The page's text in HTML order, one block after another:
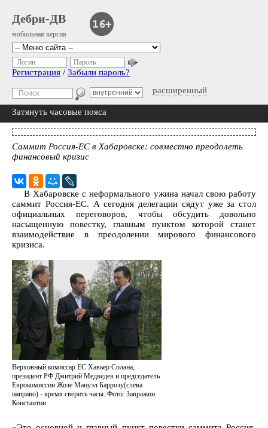
Дебри-ДВ
мобильная версия
расширенный
Логин Пароль
Регистрация / Забыли пароль?
Затянуть часовые пояса
Саммит Россия-ЕС в Хабаровске: совместно преодолеть
финансовый кризис
В Хабаровске с неформального ужина начал свою работу
саммит Россия-ЕС. А сегодня делегации сядут уже за стол
официальных переговоров, чтобы обсудить довольно
насыщенную повестку, главным пунктом которой станет
взаимодействие в преодолении мирового финансового
кризиса.
Верховный комиссар ЕС Хавьер Солана,
президент РФ Дмитрий Медведев и председатель
Еврокомиссии Жозе Мануэл Баррозу(слева
направо) - время сверить часы. Фото: Завражин
Константин